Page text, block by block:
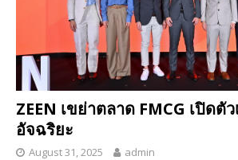
ZEEN เขย่าตลาด FMCG เปิดตั
อัจฉริยะ
August 31, 2025 admin